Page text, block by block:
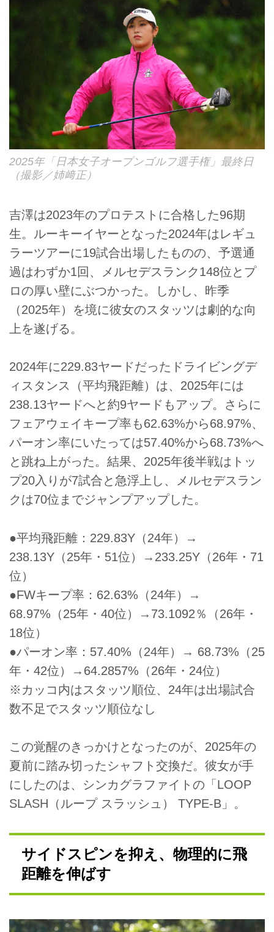
2025年「日本女子オープンゴルフ選手権」最終日
（撮影／姉﨑正）
吉澤は2023年のプロテストに合格した96期
生。ルーキーイヤーとなった2024年はレギュ
ラーツアーに19試合出場したものの、予選通
過はわずか1回、メルセデスランク148位とプ
ロの厚い壁にぶつかった。しかし、昨季
（2025年）を境に彼女のスタッツは劇的な向
上を遂げる。
2024年に229.83ヤードだったドライビングデ
ィスタンス（平均飛距離）は、2025年には
238.13ヤードへと約9ヤードもアップ。さらに
フェアウェイキープ率も62.63%から68.97%、
パーオン率にいたっては57.40%から68.73%へ
と跳ね上がった。結果、2025年後半戦はトッ
プ20入りが7試合と急浮上し、メルセデスラン
クは70位までジャンプアップした。
●平均飛距離：229.83Y（24年）→
238.13Y（25年・51位）→233.25Y（26年・71
位）
●FWキープ率：62.63%（24年）→
68.97%（25年・40位）→73.1092％（26年・
18位）
●パーオン率：57.40%（24年）→ 68.73%（25
年・42位）→64.2857%（26年・24位）
※カッコ内はスタッツ順位、24年は出場試合
数不足でスタッツ順位なし
この覚醒のきっかけとなったのが、2025年の
夏前に踏み切ったシャフト交換だ。彼女が手
にしたのは、シンカグラファイトの「LOOP
SLASH（ループ スラッシュ） TYPE-B」。
サイドスピンを抑え、物理的に飛
距離を伸ばす